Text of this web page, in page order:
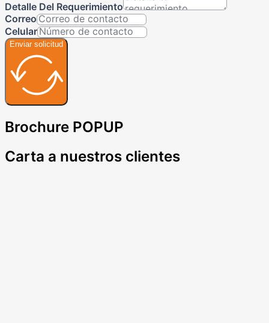
Detalle Del Requerimiento
Correo
Celular
Enviar solicitud
Brochure POPUP
Carta a nuestros clientes